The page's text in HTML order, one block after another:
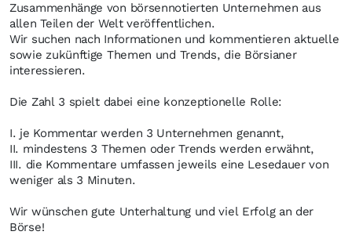
Zusammenhänge von börsennotierten Unternehmen aus
allen Teilen der Welt veröffentlichen.
Wir suchen nach Informationen und kommentieren aktuelle
sowie zukünftige Themen und Trends, die Börsianer
interessieren.
Die Zahl 3 spielt dabei eine konzeptionelle Rolle:
I. je Kommentar werden 3 Unternehmen genannt,
II. mindestens 3 Themen oder Trends werden erwähnt,
III. die Kommentare umfassen jeweils eine Lesedauer von
weniger als 3 Minuten.
Wir wünschen gute Unterhaltung und viel Erfolg an der
Börse!